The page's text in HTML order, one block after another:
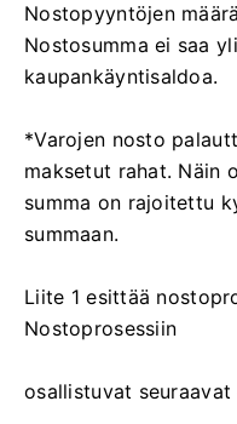
Nostopyyntöjen
Nostosumma ei saa
kaupankäyntisaldoa.
*Varojen nosto
maksetut rahat. Näin
summa on rajoitettu
summaan.
Liite 1 esittää
Nostoprosessiin
osallistuvat